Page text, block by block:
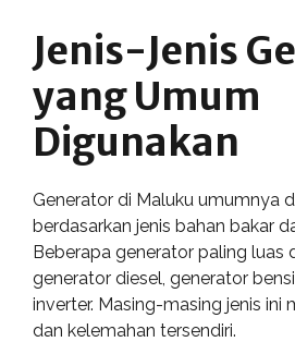
Jenis-Jenis
yang Umum
Digunakan
Generator di Maluku umumnya
berdasarkan jenis bahan bakar
Beberapa generator paling luas
generator diesel, generator
inverter. Masing-masing jenis ini
dan kelemahan tersendiri.